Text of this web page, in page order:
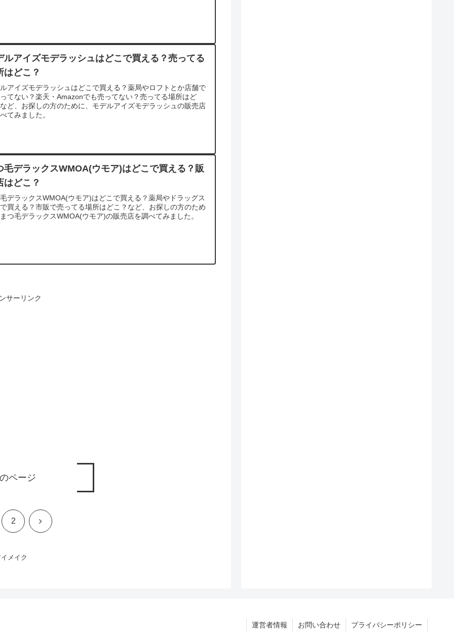
ルアイズモデラッシュはどこで買える？売ってる
はどこ？
アイズモデラッシュはどこで買える？薬局やロフトとか店舗で
てない？楽天・Amazonでも売ってない？売ってる場所はど
ど、お探しの方のために、モデルアイズモデラッシュの販売店
てみました。
毛デラックスWMOA(ウモア)はどこで買える？販
はどこ？
デラックスWMOA(ウモア)はどこで買える？薬局やドラッグス
買える？市販で売ってる場所はどこ？など、お探しの方のため
つ毛デラックスWMOA(ウモア)の販売店を調べてみました。
サーリンク
ページ
2 次
メイク
運営者情報 お問い合わせ プライバシーポリシー